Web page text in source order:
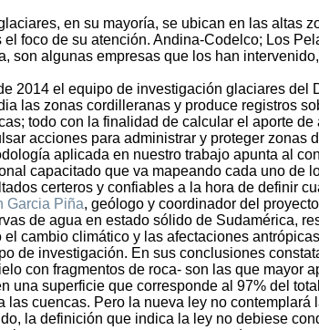
en su mayoría, se ubican en las altas
el foco de su atención. Andina-Codelco; Los
son algunas empresas que los han
2014 el equipo de investigación glaciares del
las zonas cordilleranas y produce registros
todo con la finalidad de calcular el aporte
acciones para administrar y proteger zonas
aplicada en nuestro trabajo apunta al
capacitado que va mapeando cada uno de
certeros y confiables a la hora de definir
Garcia Piña, geólogo y coordinador del
de agua en estado sólido de Sudamérica,
el cambio climático y las afectaciones
de investigación. En sus conclusiones
con fragmentos de roca- son las que mayor
una superficie que corresponde al 97% del
las cuencas. Pero la nueva ley no
la definición que indica la ley no debiese